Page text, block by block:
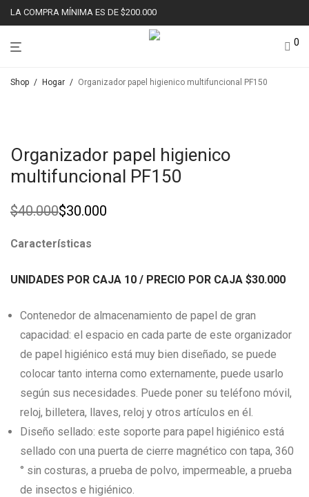
LA COMPRA MÍNIMA ES DE $200.000
0
Shop / Hogar / Organizador papel higienico multifuncional PF150
Organizador papel higienico
multifuncional PF150
$40.000
Original
was:
$30.000
Current
is:
Características
UNIDADES POR CAJA 10 / PRECIO POR CAJA $30.000
Contenedor de almacenamiento de papel de gran
capacidad: el espacio en cada parte de este organizador
de papel higiénico está muy bien diseñado, se puede
colocar tanto interna como externamente, puede usarlo
según sus necesidades. Puede poner su teléfono móvil,
reloj, billetera, llaves, reloj y otros artículos en él.
Diseño sellado: este soporte para papel higiénico está
sellado con una puerta de cierre magnético con tapa, 360
° sin costuras, a prueba de polvo, impermeable, a prueba
de insectos e higiénico.